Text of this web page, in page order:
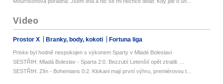
Video
Prostor X Branky, body, kokoti Fortuna liga
Priske byl hodně nespokojen s výkonem Sparty v Mladé Boleslavi
SESTŘIH: Mladá Boleslav - Sparta 2:0. Bezzubí Letenští opět ztratili. ...
SESTŘIH: Zlín - Bohemians 0:2. Klokani mají první výhru, premiérovou t...